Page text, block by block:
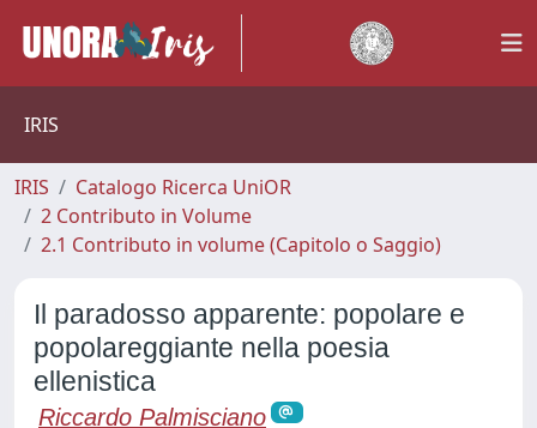
IRIS
IRIS
Catalogo Ricerca UniOR
2 Contributo in Volume
2.1 Contributo in volume (Capitolo o Saggio)
Il paradosso apparente: popolare e
popolareggiante nella poesia
ellenistica
Riccardo Palmisciano